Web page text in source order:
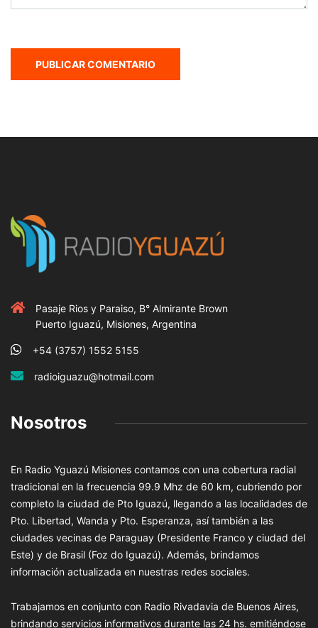
Pasaje Rios y Paraiso, B° Almirante Brown
Puerto Iguazú, Misiones, Argentina
+54 (3757) 1552 5155
radioiguazu@hotmail.com
Nosotros
En Radio Yguazú Misiones contamos con una cobertura radial
tradicional en la frecuencia 99.9 Mhz de 60 km, cubriendo por
completo la ciudad de Pto Iguazú, llegando a las localidades de
Pto. Libertad, Wanda y Pto. Esperanza, así también a las
ciudades vecinas de Paraguay (Presidente Franco y ciudad del
Este) y de Brasil (Foz do Iguazú). Además, brindamos
información actualizada en nuestras redes sociales.
Trabajamos en conjunto con Radio Rivadavia de Buenos Aires,
brindando servicios informativos durante las 24 hs. emitiéndose